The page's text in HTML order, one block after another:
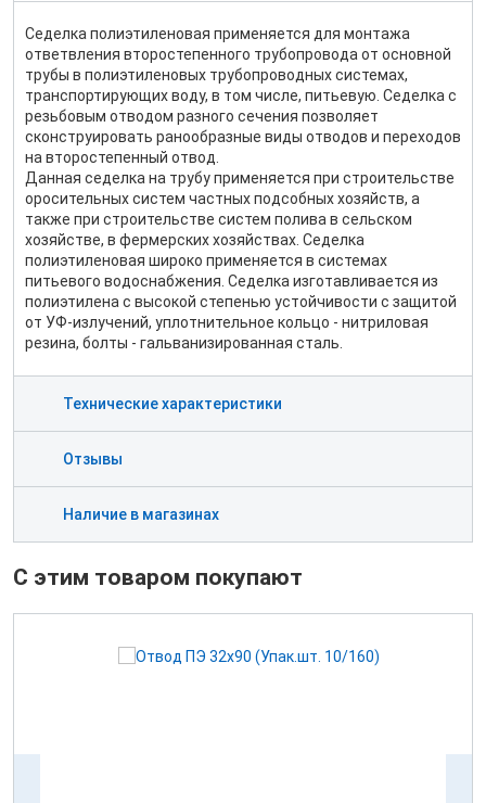
Седелка полиэтиленовая применяется для монтажа
ответвления второстепенного трубопровода от основной
трубы в полиэтиленовых трубопроводных системах,
транспортирующих воду, в том числе, питьевую. Седелка с
резьбовым отводом разного сечения позволяет
сконструировать ранообразные виды отводов и переходов
на второстепенный отвод.
Данная седелка на трубу применяется при строительстве
оросительных систем частных подсобных хозяйств, а
также при строительстве систем полива в сельском
хозяйстве, в фермерских хозяйствах. Седелка
полиэтиленовая широко применяется в системах
питьевого водоснабжения. Седелка изготавливается из
полиэтилена с высокой степенью устойчивости с защитой
от УФ-излучений, уплотнительное кольцо - нитриловая
резина, болты - гальванизированная сталь.
Технические характеристики
Отзывы
Наличие в магазинах
С этим товаром покупают